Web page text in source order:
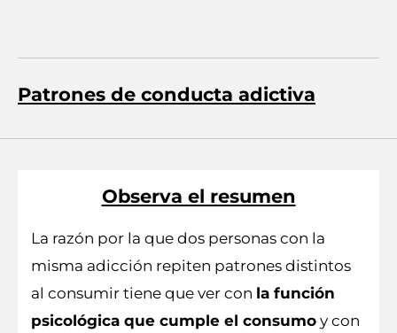
Patrones de conducta adictiva
Observa el resumen
La razón por la que dos personas con la
misma adicción repiten patrones distintos
al consumir tiene que ver con la función
psicológica que cumple el consumoy con